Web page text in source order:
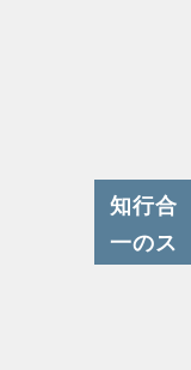
知行合
一のス